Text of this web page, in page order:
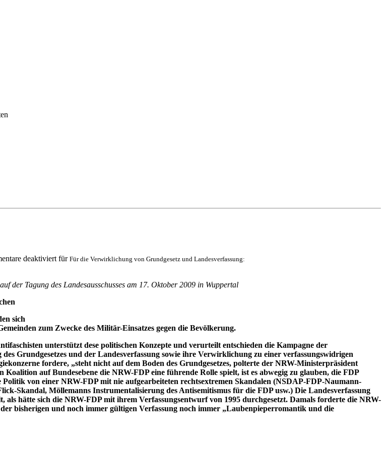
deaktiviert für Für die Verwirklichung von Grundgesetz und Landesverfassung:
der Tagung des Landesausschusses am 17. Oktober 2009 in Wuppertal
sich
zum Zwecke des Militär-Einsatzes gegen die Bevölkerung.
unterstützt dese politischen Konzepte und verurteilt entschieden die Kampagne der
Grundgesetzes und der Landesverfassung sowie ihre Verwirklichung zu einer verfassungswidrigen
fordere, „steht nicht auf dem Boden des Grundgesetzes, polterte der NRW-Ministerpräsident
auf Bundesebene die NRW-FDP eine führende Rolle spielt, ist es abwegig zu glauben, die FDP
von einer NRW-FDP mit nie aufgearbeiteten rechtsextremen Skandalen (NSDAP-FDP-Naumann-
Skandal, Möllemanns Instrumentalisierung des Antisemitismus für die FDP usw.) Die Landesverfassung
hätte sich die NRW-FDP mit ihrem Verfassungsentwurf von 1995 durchgesetzt. Damals forderte die NRW-
bisherigen und noch immer gültigen Verfassung noch immer „Laubenpieperromantik und die